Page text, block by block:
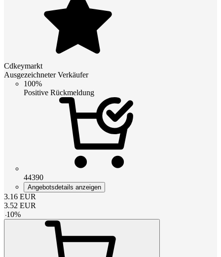
Cdkeymarkt
Ausgezeichneter Verkäufer
100%
Positive Rückmeldung
44390
Angebotsdetails anzeigen
3.16 EUR
3.52 EUR
-10%